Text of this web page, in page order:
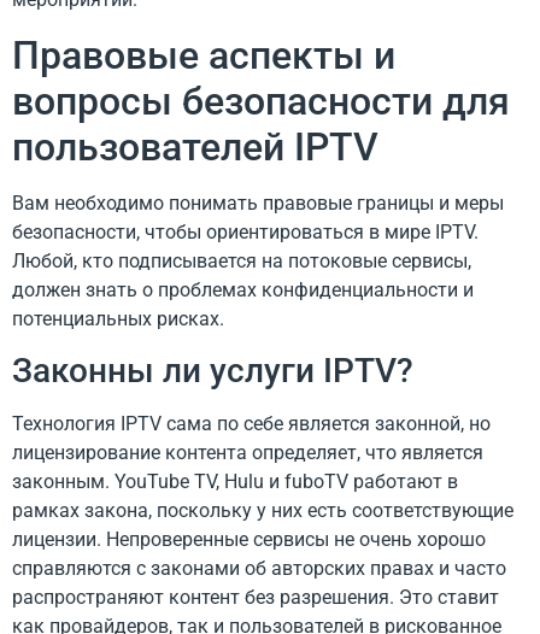
Правовые аспекты и
вопросы безопасности для
пользователей IPTV
Вам необходимо понимать правовые границы и меры
безопасности, чтобы ориентироваться в мире IPTV.
Любой, кто подписывается на потоковые сервисы,
должен знать о проблемах конфиденциальности и
потенциальных рисках.
Законны ли услуги IPTV?
Технология IPTV сама по себе является законной, но
лицензирование контента определяет, что является
законным. YouTube TV, Hulu и fuboTV работают в
рамках закона, поскольку у них есть соответствующие
лицензии. Непроверенные сервисы не очень хорошо
справляются с законами об авторских правах и часто
распространяют контент без разрешения. Это ставит
как провайдеров, так и пользователей в рискованное